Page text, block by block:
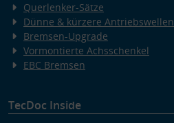
Querlenker-Sätze
Dünne & kürzere Antriebswellen
Bremsen-Upgrade
Vormontierte Achsschenkel
EBC Bremsen
TecDoc Inside